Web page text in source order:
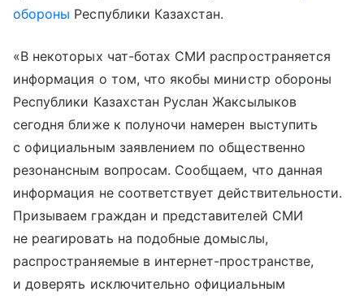
обороны Республики Казахстан.
«В некоторых чат-ботах СМИ распространяется
информация о том, что якобы министр обороны
Республики Казахстан Руслан Жаксылыков
сегодня ближе к полуночи намерен выступить
с официальным заявлением по общественно
резонансным вопросам. Сообщаем, что данная
информация не соответствует действительности.
Призываем граждан и представителей СМИ
не реагировать на подобные домыслы,
распространяемые в интернет-пространстве,
и доверять исключительно официальным